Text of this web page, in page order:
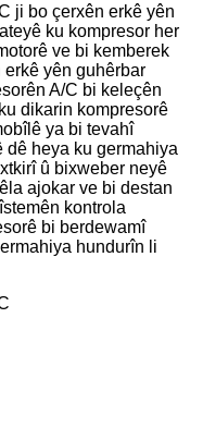
ji bo çerxên erkê yên
ku kompresor her
ve bi kemberek
yên guhêrbar
A/C bi keleçên
dikarin kompresorê
ya bi tevahî
dê heya ku germahiya
û bixweber neyê
ajokar ve bi destan
kontrola
bi berdewamî
hundurîn li